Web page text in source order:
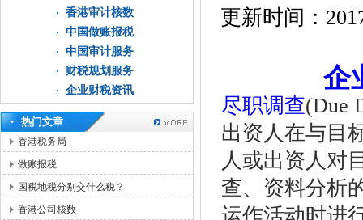
香港审计核数
中国做账报税
中国审计服务
财税规划服务
企业财税资讯
热门文章
香港税务局
做账报税
国税地税分别交什么税？
香港公司核数
更新时间：
企
尽职调查(Due
出资人在与目
人或出资人对
查、资料分析